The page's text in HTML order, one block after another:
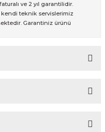
ve 2 yıl garantilidir.
kendi teknik servislerimiz
Garantiniz ürünü
üzerinden hizmet
iletişime geçin.
veya ödemenizin bir